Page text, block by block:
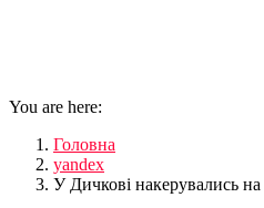
You are here:
Головна
yandex
У Дичкові накерувались на